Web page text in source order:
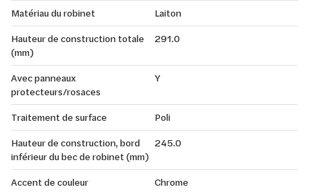
Matériau du robinet
Laiton
Hauteur de construction totale
(mm)
291.0
Avec panneaux
protecteurs/rosaces
Y
Traitement de surface
Poli
Hauteur de construction, bord
inférieur du bec de robinet (mm)
245.0
Accent de couleur
Chrome